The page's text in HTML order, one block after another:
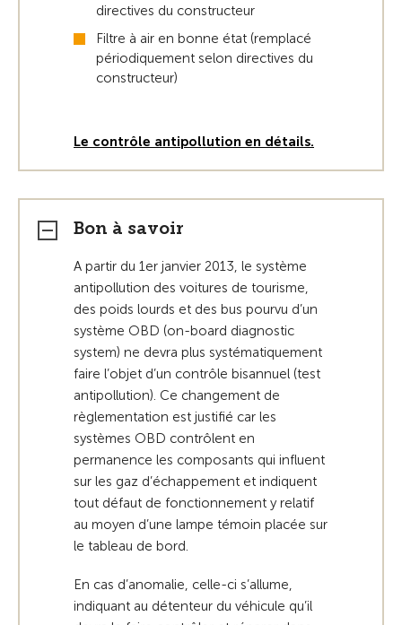
directives du constructeur
Filtre à air en bonne état (remplacé
périodiquement selon directives du
constructeur)
Le contrôle antipollution en détails.
Bon à savoir
A partir du 1er janvier 2013, le système
antipollution des voitures de tourisme,
des poids lourds et des bus pourvu d’un
système OBD (on-board diagnostic
system) ne devra plus systématiquement
faire l’objet d’un contrôle bisannuel (test
antipollution). Ce changement de
règlementation est justifié car les
systèmes OBD contrôlent en
permanence les composants qui influent
sur les gaz d’échappement et indiquent
tout défaut de fonctionnement y relatif
au moyen d’une lampe témoin placée sur
le tableau de bord.
En cas d’anomalie, celle-ci s’allume,
indiquant au détenteur du véhicule qu’il